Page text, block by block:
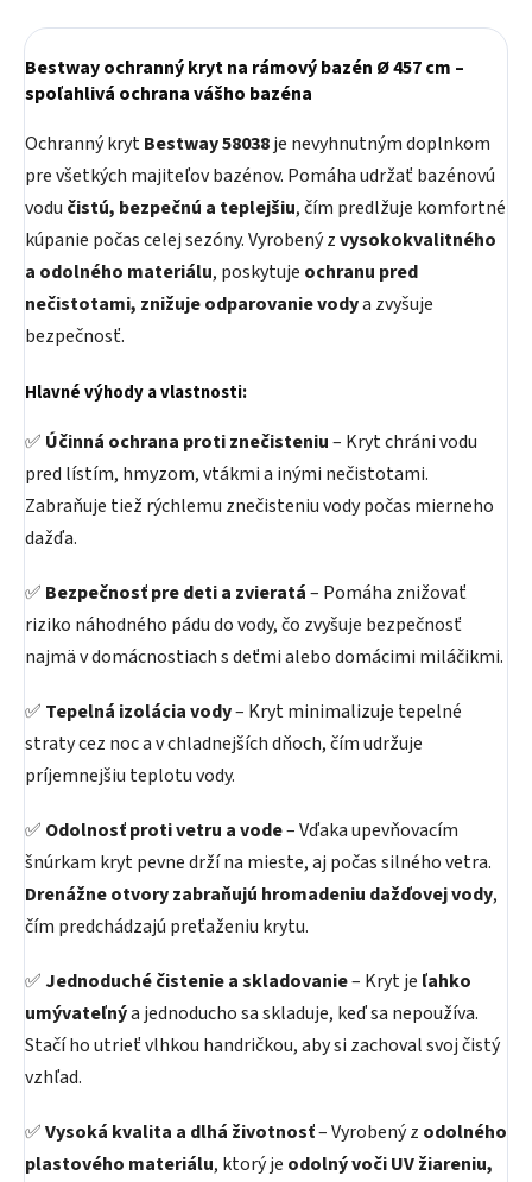
Bestway ochranný kryt na rámový bazén Ø 457 cm –
spoľahlivá ochrana vášho bazéna
Ochranný krytBestway 58038je nevyhnutným doplnkom
pre všetkých majiteľov bazénov. Pomáha udržať bazénovú
vodu čistú, bezpečnú a teplejšiu, čím predlžuje komfortné
kúpanie počas celej sezóny. Vyrobený zvysokokvalitného
a odolného materiálu, poskytuje ochranu pred
nečistotami, znižuje odparovanie vodya zvyšuje
bezpečnosť.
Hlavné výhody a vlastnosti:
✅ Účinná ochrana proti znečisteniu– Kryt chráni vodu
pred lístím, hmyzom, vtákmi a inými nečistotami.
Zabraňuje tiež rýchlemu znečisteniu vody počas mierneho
dažďa.
✅ Bezpečnosť pre deti a zvieratá– Pomáha znižovať
riziko náhodného pádu do vody, čo zvyšuje bezpečnosť
najmä v domácnostiach s deťmi alebo domácimi miláčikmi.
✅ Tepelná izolácia vody– Kryt minimalizuje tepelné
straty cez noc a v chladnejších dňoch, čím udržuje
príjemnejšiu teplotu vody.
✅ Odolnosť proti vetru a vode– Vďaka upevňovacím
šnúrkam kryt pevne drží na mieste, aj počas silného vetra.
Drenážne otvory zabraňujú hromadeniu dažďovej vody,
čím predchádzajú preťaženiu krytu.
✅ Jednoduché čistenie a skladovanie– Kryt je ľahko
umývateľnýa jednoducho sa skladuje, keď sa nepoužíva.
Stačí ho utrieť vlhkou handričkou, aby si zachoval svoj čistý
vzhľad.
✅Vysoká kvalita a dlhá životnosť– Vyrobený z odolného
plastového materiálu, ktorý je odolný voči UV žiareniu,